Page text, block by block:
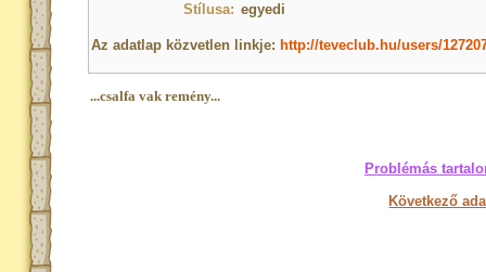
Stílusa: egyedi
Az adatlap közvetlen linkje: http://teveclub.hu/users/
...csalfa vak remény...
Problémás
Következő